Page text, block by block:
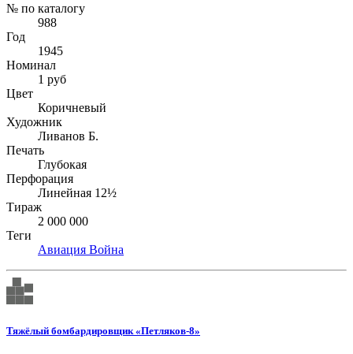
№ по каталогу
988
Год
1945
Номинал
1 руб
Цвет
Коричневый
Художник
Ливанов Б.
Печать
Глубокая
Перфорация
Линейная 12½
Тираж
2 000 000
Теги
Авиация Война
Тяжёлый бомбардировщик «Петляков-8»